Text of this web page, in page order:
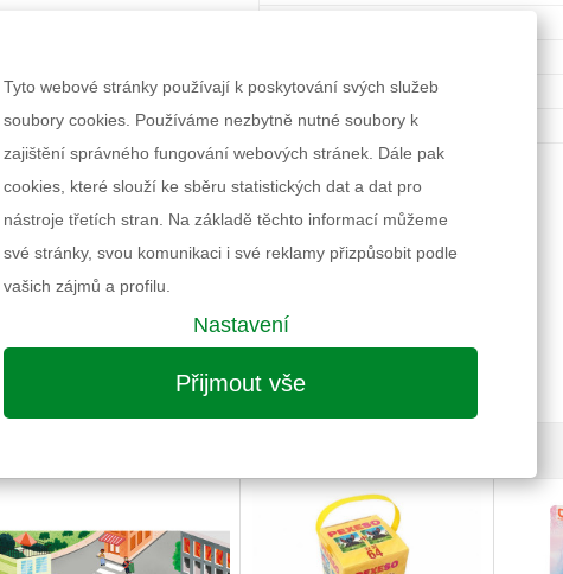
Výrobce
Informace k výrobku
Tyto webové stránky používají k poskytování svých služeb
soubory cookies. Používáme nezbytně nutné soubory k
zajištění správného fungování webových stránek. Dále pak
cookies, které slouží ke sběru statistických dat a dat pro
nástroje třetích stran. Na základě těchto informací můžeme
své stránky, svou komunikaci i své reklamy přizpůsobit podle
vašich zájmů a profilu.
Nastavení
Přijmout vše